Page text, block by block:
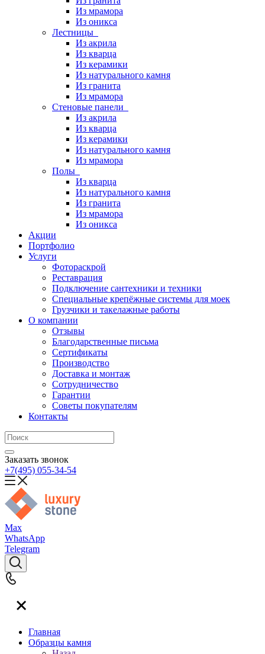
Из мрамора
Из оникса
Лестницы
Из акрила
Из кварца
Из керамики
Из натурального камня
Из гранита
Из мрамора
Стеновые панели
Из акрила
Из кварца
Из керамики
Из натурального камня
Из мрамора
Полы
Из кварца
Из натурального камня
Из гранита
Из мрамора
Из оникса
Акции
Портфолио
Услуги
Фотораскрой
Реставрация
Подключение сантехники и техники
Специальные крепёжные системы для моек
Грузчики и такелажные работы
О компании
Отзывы
Благодарственные письма
Сертификаты
Производство
Доставка и монтаж
Сотрудничество
Гарантии
Советы покупателям
Контакты
Заказать звонок
+7(495) 055-34-54
Max
WhatsApp
Telegram
Главная
Образцы камня